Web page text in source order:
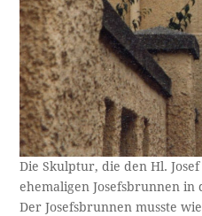
Die Skulptur, die den Hl.
ehemaligen Josefsbrunnen in
Der Josefsbrunnen musste